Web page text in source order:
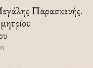
Παρασκευής.